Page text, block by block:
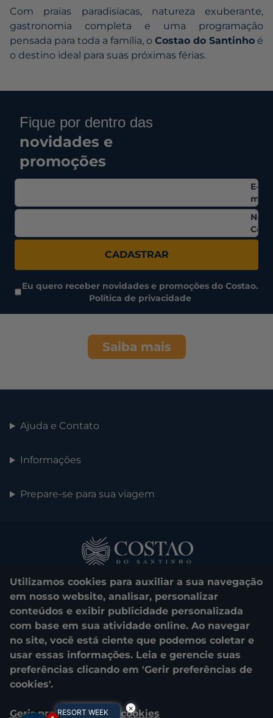
Utilizamos cookies para auxiliar a sua navegação
em nosso website, analisar, personalizar
conteúdos e exibir publicidade personalizada
com base em sua atividade online. Ao navegar
no site, você está ciente que podemos coletar e
usar essas informações. Leia e gerencie suas
preferências clicando em 'Gerir preferências de
cookies'.
Gerir preferências de cookies
Com praias paradisíacas, natureza exuberante,
gastronomia completa e uma programação
pensada para toda a família, o Costao do Santinho é
o destino ideal para suas próximas férias.
Fique por dentro das
novidades e
promoções
E-
mail
CADASTRAR
Eu quero receber novidades e promoções do Costao.
Política de privacidade
Saiba mais
Ajuda e Contato
Informações
Prepare-se para sua viagem
0800 048 1000
© 2025. Costao do Santinho. All rights reserved.
CNPJ e Razão Social: COSTAO DO SANTINHO TURISMO E LAZER
S.A.
04.908.757/0001-39
×
RESORT WEEK